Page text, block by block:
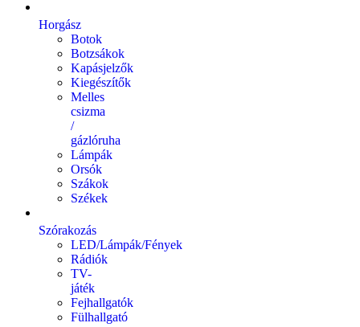
Horgász
Botok
Botzsákok
Kapásjelzők
Kiegészítők
Melles
csizma
/
gázlóruha
Lámpák
Orsók
Szákok
Székek
Szórakozás
LED/Lámpák/Fények
Rádiók
TV-
játék
Fejhallgatók
Fülhallgató